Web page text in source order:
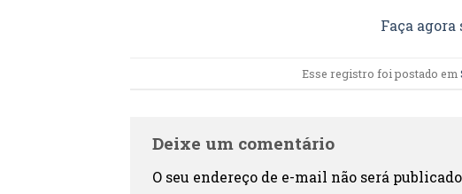
Faça
Esse registro foi postado em
Deixe um comentário
O seu endereço de e-mail não será